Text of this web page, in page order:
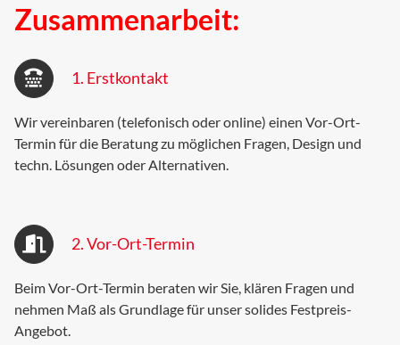
Zusammenarbeit:
1. Erstkontakt
Wir vereinbaren (telefonisch oder online) einen Vor-Ort-
Termin für die Beratung zu möglichen Fragen, Design und
techn. Lösungen oder Alternativen.
2. Vor-Ort-Termin
Beim Vor-Ort-Termin beraten wir Sie, klären Fragen und
nehmen Maß als Grundlage für unser solides Festpreis-
Angebot.